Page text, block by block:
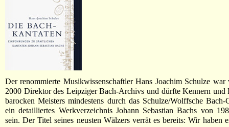
Der renommierte Musikwissenschaftler Hans Joachim Schulze
2000 Direktor des Leipziger Bach-Archivs und dürfte Kennern und
barocken Meisters mindestens durch das Schulze/Wolffsche Bach-
ein detailliertes Werkverzeichnis Johann Sebastian Bachs von
sein. Der Titel seines neusten Wälzers verrät es bereits: Wir haben